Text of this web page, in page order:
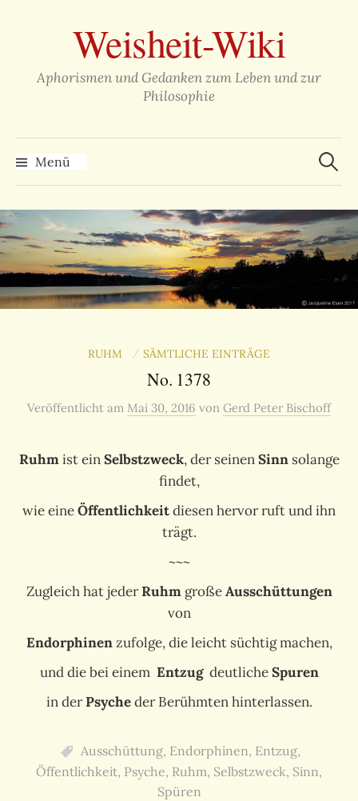
überspringenWeisheit-Wiki
Aphorismen und Gedanken zum Leben und zur
Philosophie
Menü
Suchen
nach:
RUHM / SÄMTLICHE EINTRÄGE
No. 1378
Veröffentlicht am Mai 30, 2016 von Gerd Peter Bischoff
Ruhmist einSelbstzweck, der seinenSinnsolange
findet,
wie eineÖffentlichkeitdiesen hervor ruft und ihn
trägt.
~~~
Zugleich hat jederRuhmgroßeAusschüttungen
von
Endorphinenzufolge, die leicht süchtig machen,
und die bei einem Entzug deutlicheSpuren
in derPsycheder Berühmten hinterlassen.
Ausschüttung, Endorphinen, Entzug,
Öffentlichkeit, Psyche, Ruhm, Selbstzweck, Sinn,
Spüren